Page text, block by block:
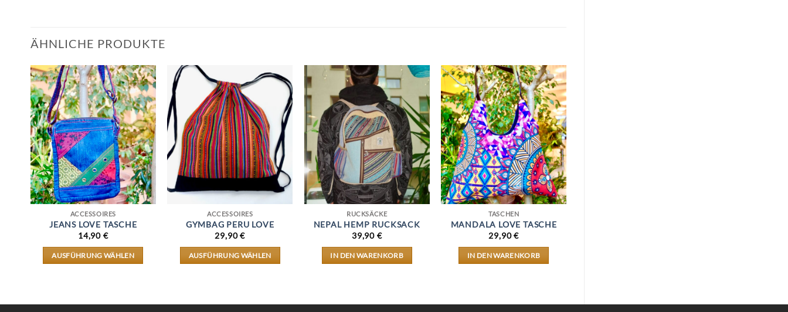
ÄHNLICHE PRODUKTE
ACCESSOIRES
JEANS LOVE TASCHE
14,90 €
AUSFÜHRUNG WÄHLEN
ACCESSOIRES
GYMBAG PERU LOVE
29,90€
AUSFÜHRUNG WÄHLEN
RUCKSÄCKE
NEPAL HEMP RUCKSACK
39,90 €
IN DEN WARENKORB
TASCHEN
MANDALA LOVE TASCHE
29,90€
IN DEN WARENKORB